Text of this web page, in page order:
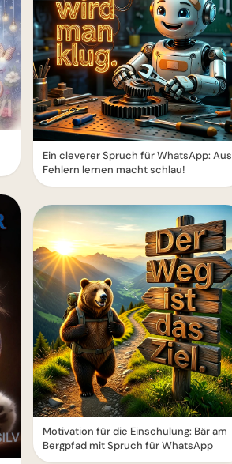
Ein cleverer Spruch für WhatsApp: Aus
Fehlern lernen macht schlau!
Motivation für die Einschulung: Bär am
Bergpfad mit Spruch für WhatsApp